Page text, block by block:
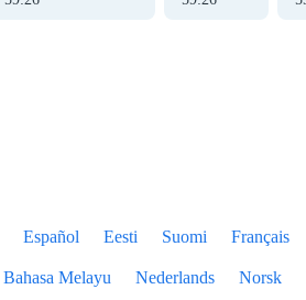
Español Eesti Suomi Français
Bahasa Melayu Nederlands Norsk